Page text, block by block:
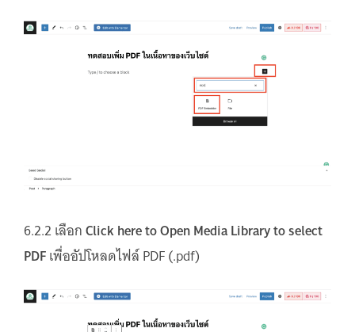
6.2.2 เลือกClick here to Open Media Library to select
PDFเพื่ออัปโหลดไฟล์ PDF (.pdf)